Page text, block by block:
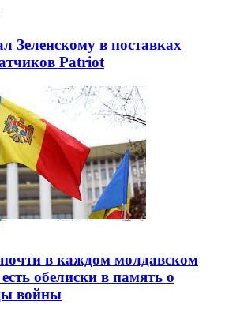
Зеленскому в поставках
Patriot
в каждом молдавском
есть обелиски в память о
войны